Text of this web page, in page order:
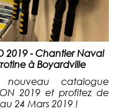
2019 - Chantier Naval
à Boyardville
catalogue
2019 et profitez de
24 Mars 2019 !